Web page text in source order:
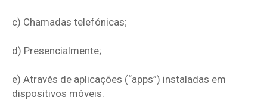
c) Chamadas telefónicas;
d) Presencialmente;
e) Através de aplicações (“apps”) instaladas em
dispositivos móveis.